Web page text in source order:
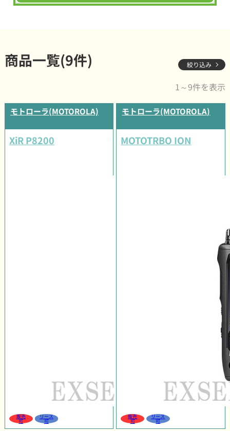
商品一覧(9件) 絞り込み
1～9件を表示
モトローラ(MOTOROLA)
XiR P8200
販売
可
リース
可
モトローラ(MOTOROLA)
MOTOTRBO ION
販売
可
リース
可